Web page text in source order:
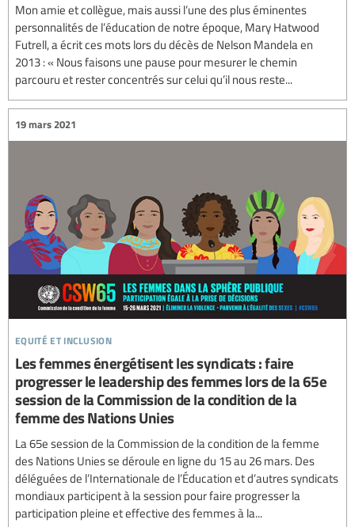
Mon amie et collègue, mais aussi l’une des plus éminentes
personnalités de l’éducation de notre époque, Mary Hatwood
Futrell, a écrit ces mots lors du décès de Nelson Mandela en
2013 : « Nous faisons une pause pour mesurer le chemin
parcouru et rester concentrés sur celui qu’il nous reste...
equité et inclusion
19 mars 2021
Les femmes énergétisent les syndicats : faire
progresser le leadership des femmes lors de la 65e
session de la Commission de la condition de la
femme des Nations Unies
La 65e session de la Commission de la condition de la femme
des Nations Unies se déroule en ligne du 15 au 26 mars. Des
déléguées de l’Internationale de l’Éducation et d’autres syndicats
mondiaux participent à la session pour faire progresser la
participation pleine et effective des femmes à la...